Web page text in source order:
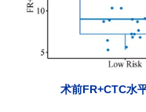
术前FR+CTC水